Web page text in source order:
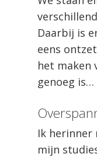
Daarbij is
eens
het maken
genoeg is…
Ik herinner
mijn